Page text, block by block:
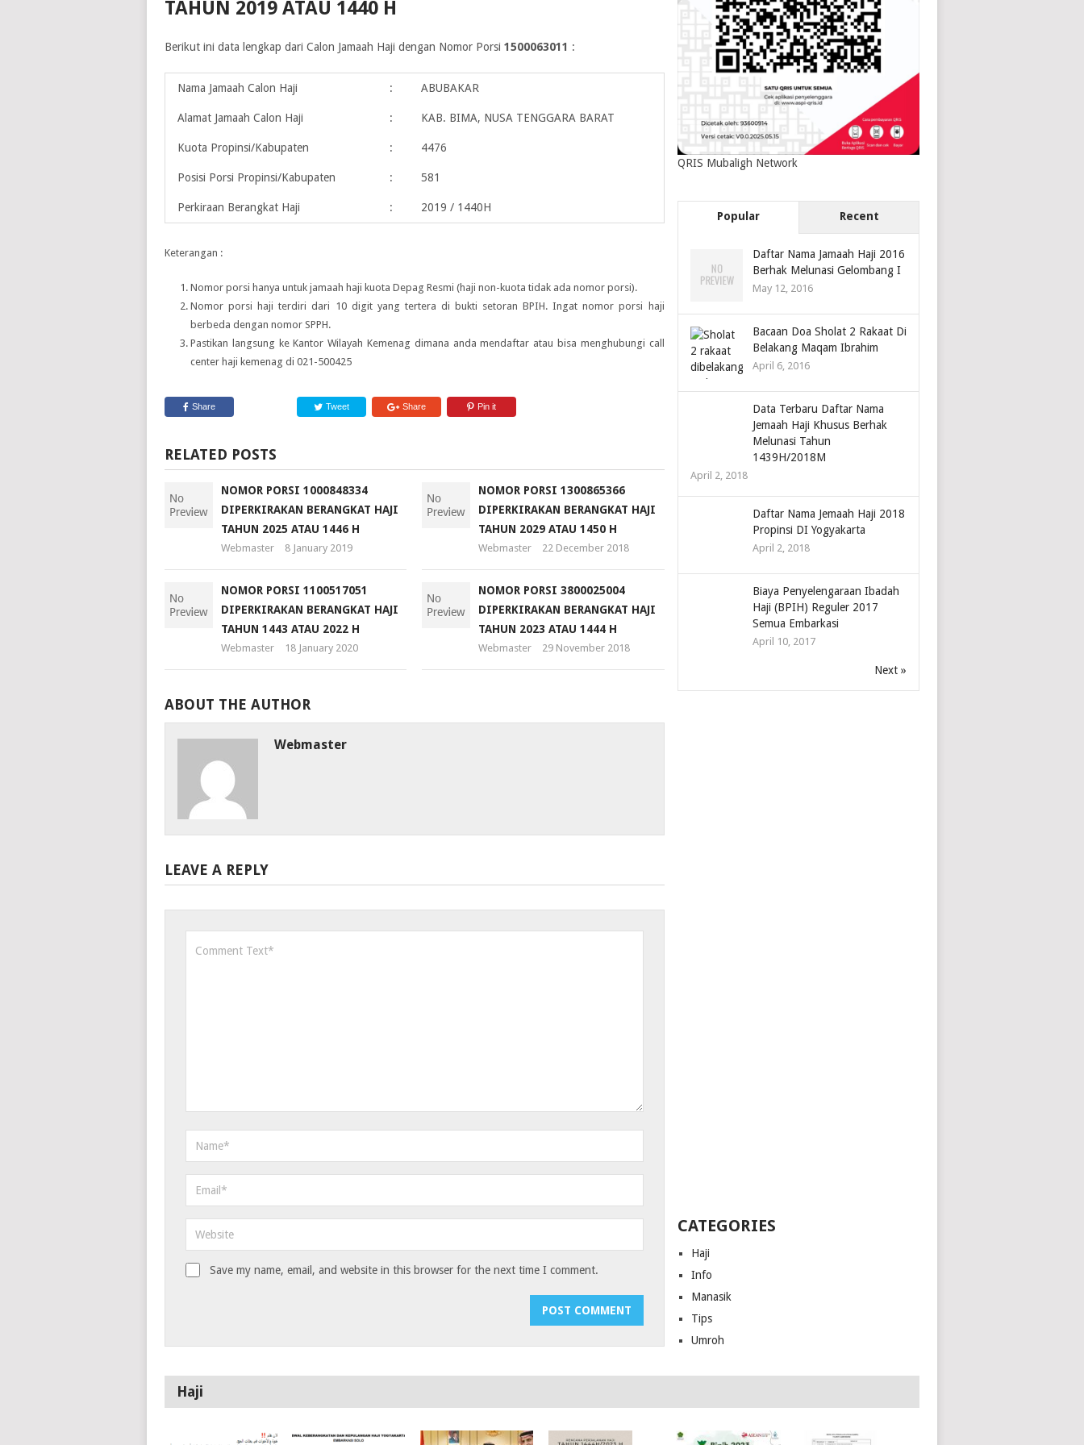
TAHUN 2019 ATAU 1440 H
Berikut ini data lengkap dari Calon Jamaah Haji dengan Nomor Porsi 1500063011 :
Nama Jamaah Calon Haji : ABUBAKAR
Alamat Jamaah Calon Haji : KAB. BIMA, NUSA TENGGARA BARAT
Kuota Propinsi/Kabupaten : 4476
Posisi Porsi Propinsi/Kabupaten : 581
Perkiraan Berangkat Haji : 2019 / 1440H
Keterangan :
Nomor porsi hanya untuk jamaah haji kuota Depag Resmi (haji non-kuota tidak ada nomor porsi).
Nomor porsi haji terdiri dari 10 digit yang tertera di bukti setoran BPIH. Ingat nomor porsi haji
berbeda dengan nomor SPPH.
Pastikan langsung ke Kantor Wilayah Kemenag dimana anda mendaftar atau bisa menghubungi call
center haji kemenag di 021-500425
Share Tweet Share Pin it
RELATED POSTS
NOMOR PORSI 1000848334
DIPERKIRAKAN BERANGKAT HAJI
TAHUN 2025 ATAU 1446 H
Webmaster 8 January 2019
NOMOR PORSI 1300865366
DIPERKIRAKAN BERANGKAT HAJI
TAHUN 2029 ATAU 1450 H
Webmaster 22 December 2018
NOMOR PORSI 1100517051
DIPERKIRAKAN BERANGKAT HAJI
TAHUN 1443 ATAU 2022 H
Webmaster 18 January 2020
NOMOR PORSI 3800025004
DIPERKIRAKAN BERANGKAT HAJI
TAHUN 2023 ATAU 1444 H
Webmaster 29 November 2018
ABOUT THE AUTHOR
Webmaster
LEAVE A REPLY
Save my name, email, and website in this browser for the next time I comment.
QRIS Mubaligh Network
Popular Recent
Daftar Nama Jamaah Haji 2016
Berhak Melunasi Gelombang I
May 12, 2016
Bacaan Doa Sholat 2 Rakaat Di
Belakang Maqam Ibrahim
April 6, 2016
Data Terbaru Daftar Nama
Jemaah Haji Khusus Berhak
Melunasi Tahun
1439H/2018M
April 2, 2018
Daftar Nama Jemaah Haji 2018
Propinsi DI Yogyakarta
April 2, 2018
Biaya Penyelengaraan Ibadah
Haji (BPIH) Reguler 2017
Semua Embarkasi
April 10, 2017
Next »
CATEGORIES
Haji
Info
Manasik
Tips
Umroh
Haji